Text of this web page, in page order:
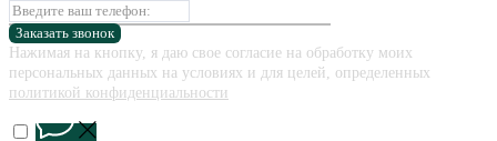
Заказать звонок
Нажимая на кнопку, я даю свое согласие на обработку моих
персональных данных на условиях и для целей, определенных
политикой конфиденциальности